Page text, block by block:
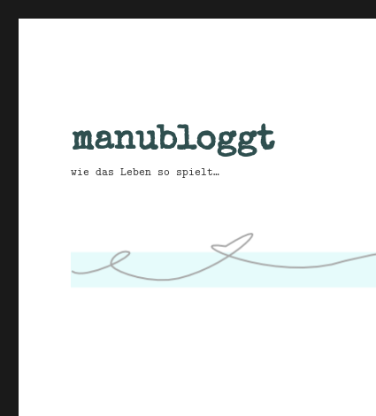
manubloggt
wie das Leben so spielt…